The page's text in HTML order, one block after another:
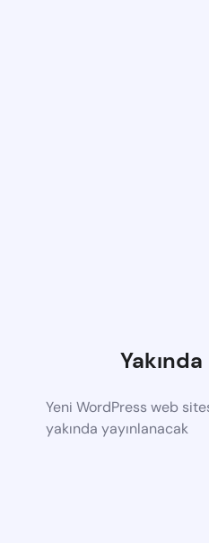
Yeni WordPress web
yakında yayınlanacak